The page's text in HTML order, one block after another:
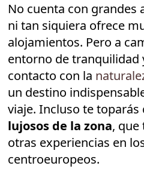
No cuenta con grandes
ni tan siquiera ofrece
alojamientos. Pero a
entorno de tranquilidad
contacto con la
un destino
viaje. Incluso te toparás
lujosos de la zona, que
otras experiencias en
centroeuropeos.